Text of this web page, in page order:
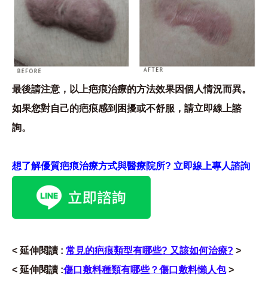
最後請注意，以上疤痕治療的方法效果因個人情況而異。
如果您對自己的疤痕感到困擾或不舒服，請立即線上諮
詢。
想了解優質疤痕治療方式與醫療院所? 立即線上專人諮詢
< 延伸閱讀 : 常見的疤痕類型有哪些? 又該如何治療? >
< 延伸閱讀 :傷口敷料種類有哪些？傷口敷料懶人包>